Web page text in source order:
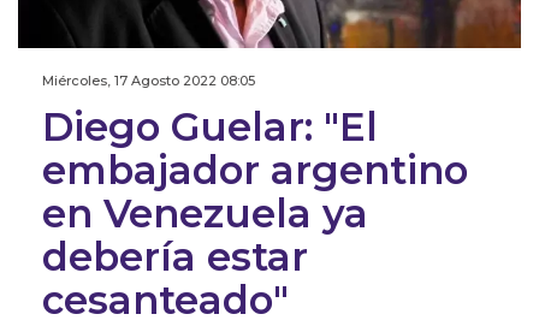
Miércoles, 17 Agosto 2022 08:05
Diego Guelar: "El
embajador argentino
en Venezuela ya
debería estar
cesanteado"